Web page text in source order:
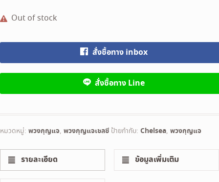
Out of stock
สั่งซื้อทาง inbox
สั่งซื้อทาง Line
หมวดหมู่: พวงกุญแจ, พวงกุญแจเชลซี ป้ายกำกับ: Chelsea, พวงกุญแจ
รายละเอียด ข้อมูลเพิ่มเติม